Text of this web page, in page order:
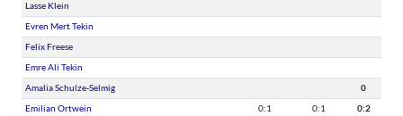
Lasse Klein
Evren Mert Tekin
Felix Freese
Emre Ali Tekin
Amalia Schulze-Selmig 0
Emilian Ortwein 0:1 0:1 0:2